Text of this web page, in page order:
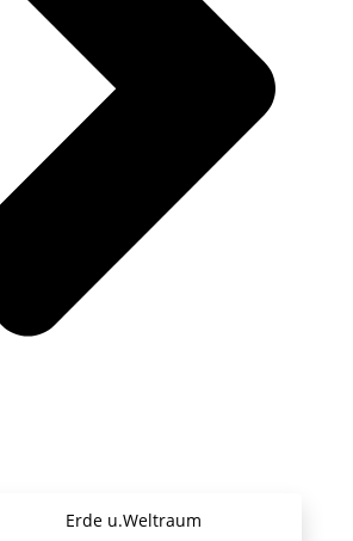
Erde u.Weltraum